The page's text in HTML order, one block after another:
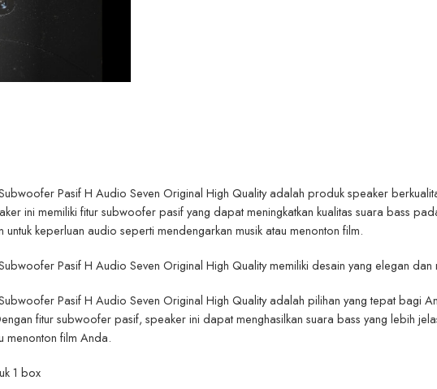
Pasif H Audio Seven Original High Quality adalah produk speaker
ini memiliki fitur subwoofer pasif yang dapat meningkatkan kualitas suara bass
untuk keperluan audio seperti mendengarkan musik atau menonton film.
Pasif H Audio Seven Original High Quality memiliki desain yang elegan
Pasif H Audio Seven Original High Quality adalah pilihan yang tepat bagi
fitur subwoofer pasif, speaker ini dapat menghasilkan suara bass yang lebih
menonton film Anda.
1 box